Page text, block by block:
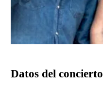
Datos del concierto